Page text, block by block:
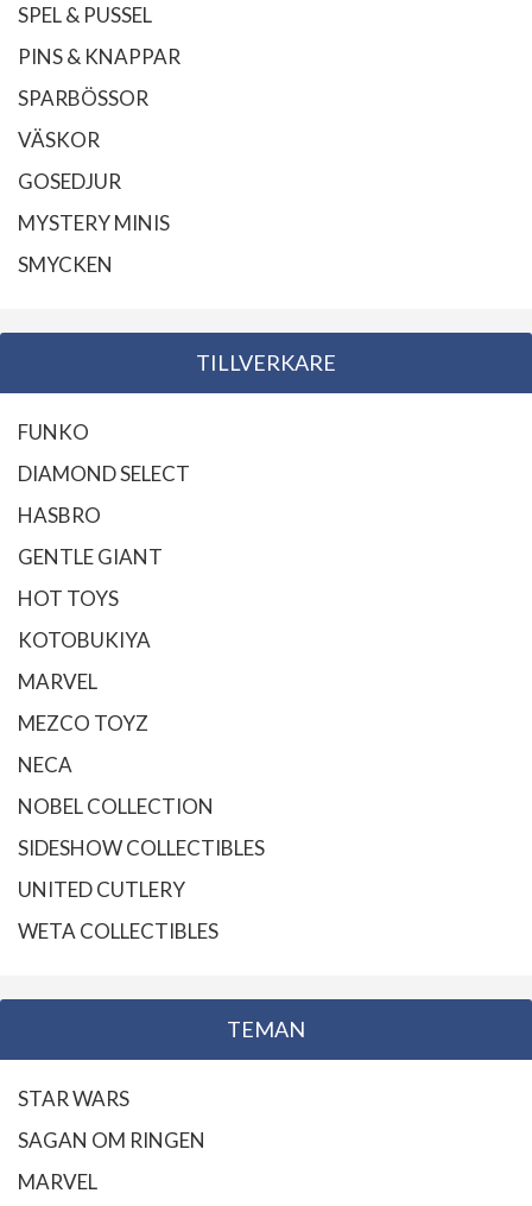
SPEL & PUSSEL
PINS & KNAPPAR
SPARBÖSSOR
VÄSKOR
GOSEDJUR
MYSTERY MINIS
SMYCKEN
TILLVERKARE
FUNKO
DIAMOND SELECT
HASBRO
GENTLE GIANT
HOT TOYS
KOTOBUKIYA
MARVEL
MEZCO TOYZ
NECA
NOBEL COLLECTION
SIDESHOW COLLECTIBLES
UNITED CUTLERY
WETA COLLECTIBLES
TEMAN
STAR WARS
SAGAN OM RINGEN
MARVEL